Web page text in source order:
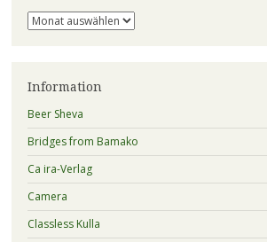
Archiv
Information
Beer Sheva
Bridges from Bamako
Ca ira-Verlag
Camera
Classless Kulla